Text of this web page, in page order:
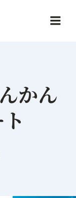
かん